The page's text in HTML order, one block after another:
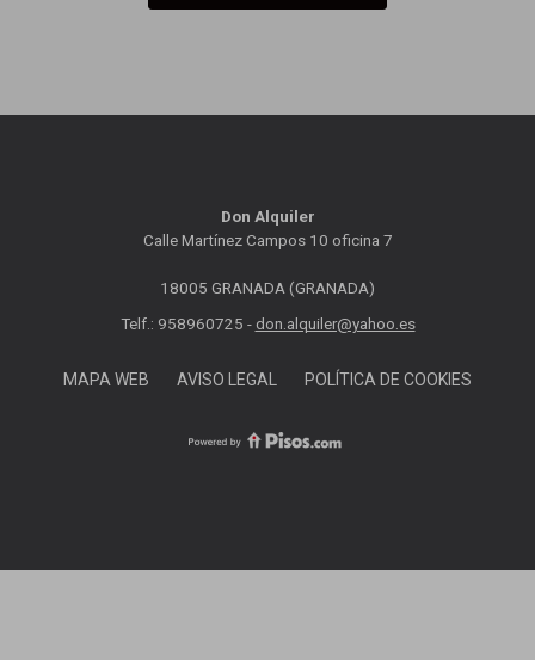
Don Alquiler
Calle Martínez Campos 10 oficina 7
18005 GRANADA (GRANADA)
Telf.: 958960725 - don.alquiler@yahoo.es
MAPA WEB AVISO LEGAL POLÍTICA DE COOKIES